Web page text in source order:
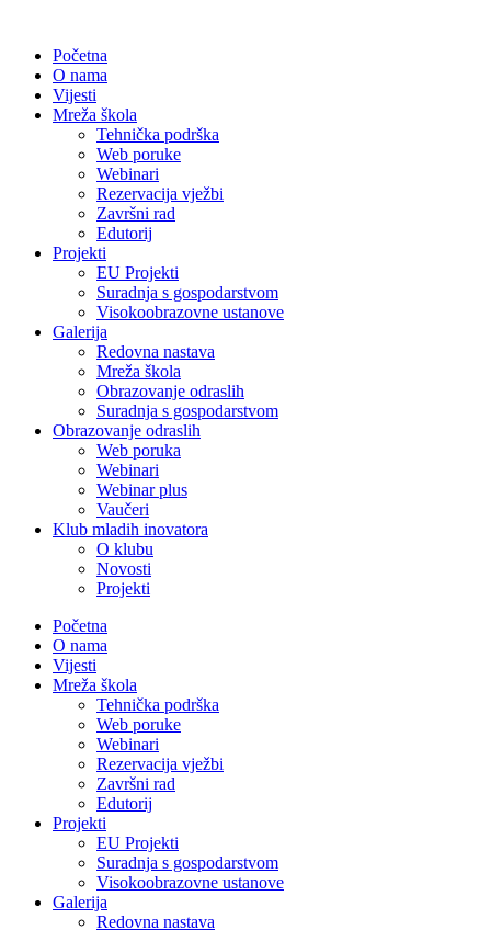
Početna
O nama
Vijesti
Mreža škola
Tehnička podrška
Web poruke
Webinari
Rezervacija vježbi
Završni rad
Edutorij
Projekti
EU Projekti
Suradnja s gospodarstvom
Visokoobrazovne ustanove
Galerija
Redovna nastava
Mreža škola
Obrazovanje odraslih
Suradnja s gospodarstvom
Obrazovanje odraslih
Web poruka
Webinari
Webinar plus
Vaučeri
Klub mladih inovatora
O klubu
Novosti
Projekti
Početna
O nama
Vijesti
Mreža škola
Tehnička podrška
Web poruke
Webinari
Rezervacija vježbi
Završni rad
Edutorij
Projekti
EU Projekti
Suradnja s gospodarstvom
Visokoobrazovne ustanove
Galerija
Redovna nastava